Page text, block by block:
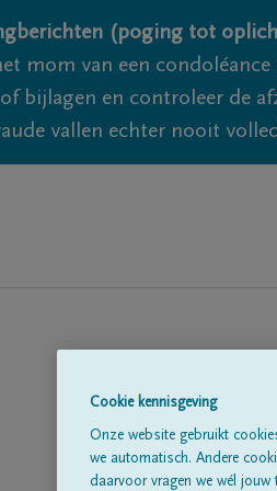
(poging tot
mom van een
bijlagen en controleer de
vallen echter nooit
Cookie kennisgeving
Onze website gebruikt
we automatisch. Andere
daarvoor vragen we wél